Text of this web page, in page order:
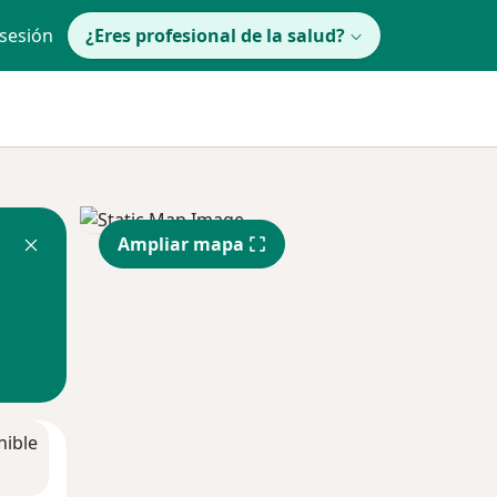
¿Eres profesional de la salud?
Ampliar mapa